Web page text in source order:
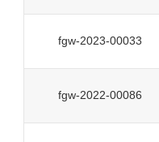
fgw-2023-00033
fgw-2022-00086